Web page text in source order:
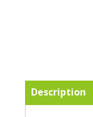
Description